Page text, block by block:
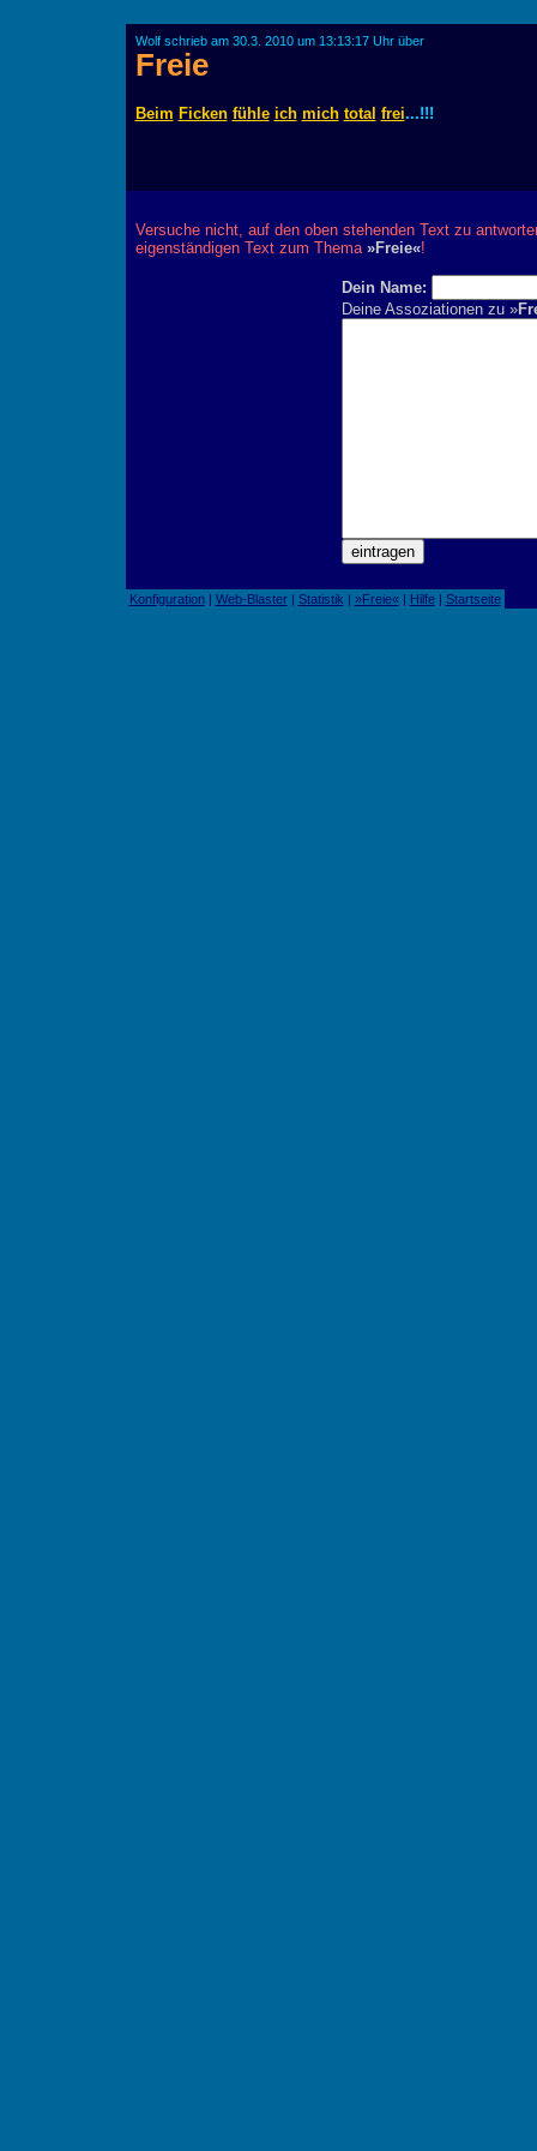
Wolf schrieb am 30.3. 2010 um 13:13:17 Uhr über
Freie
Beim Ficken fühle ich mich total frei...!!!
Versuche nicht, auf den oben stehenden Text zu
eigenständigen Text zum Thema »Freie«!
Dein Name:
Deine Assoziationen zu »
Konfiguration| Web-Blaster| Statistik | »Freie«| Hilfe| Startseite